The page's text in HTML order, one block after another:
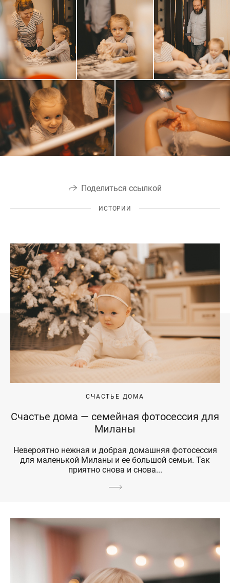
Поделиться ссылкой
ИСТОРИИ
СЧАСТЬЕ ДОМА
Счастье дома — семейная фотосессия для
Миланы
Невероятно нежная и добрая домашняя фотосессия
для маленькой Миланы и ее большой семьи. Так
приятно снова и снова...